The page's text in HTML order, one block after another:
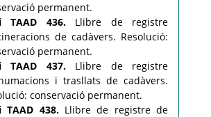
permanent.
TAAD 436.Llibre de registre
de cadàvers. Resolució:
permanent.
TAAD 437.Llibre de registre
i trasllats de cadàvers.
conservació permanent.
TAAD 438.Llibre de registre de